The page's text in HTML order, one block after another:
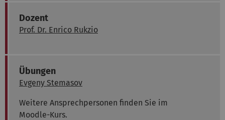
Dozent
Prof. Dr. Enrico Rukzio
Übungen
Evgeny Stemasov
Weitere Ansprechpersonen finden Sie im
Moodle-Kurs.